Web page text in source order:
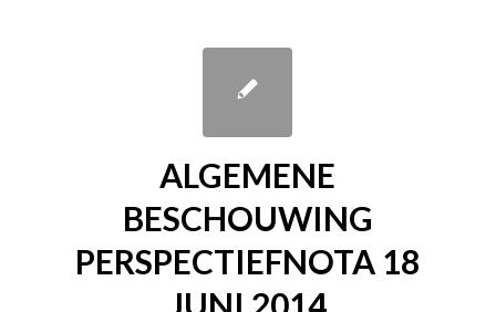
ALGEMENE
BESCHOUWING
PERSPECTIEFNOTA 18
JUNI 2014